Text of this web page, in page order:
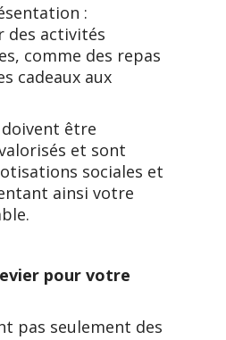
:
des activités
comme des repas
cadeaux aux
doivent être
et sont
sociales et
ainsi votre
pour votre
pas seulement des